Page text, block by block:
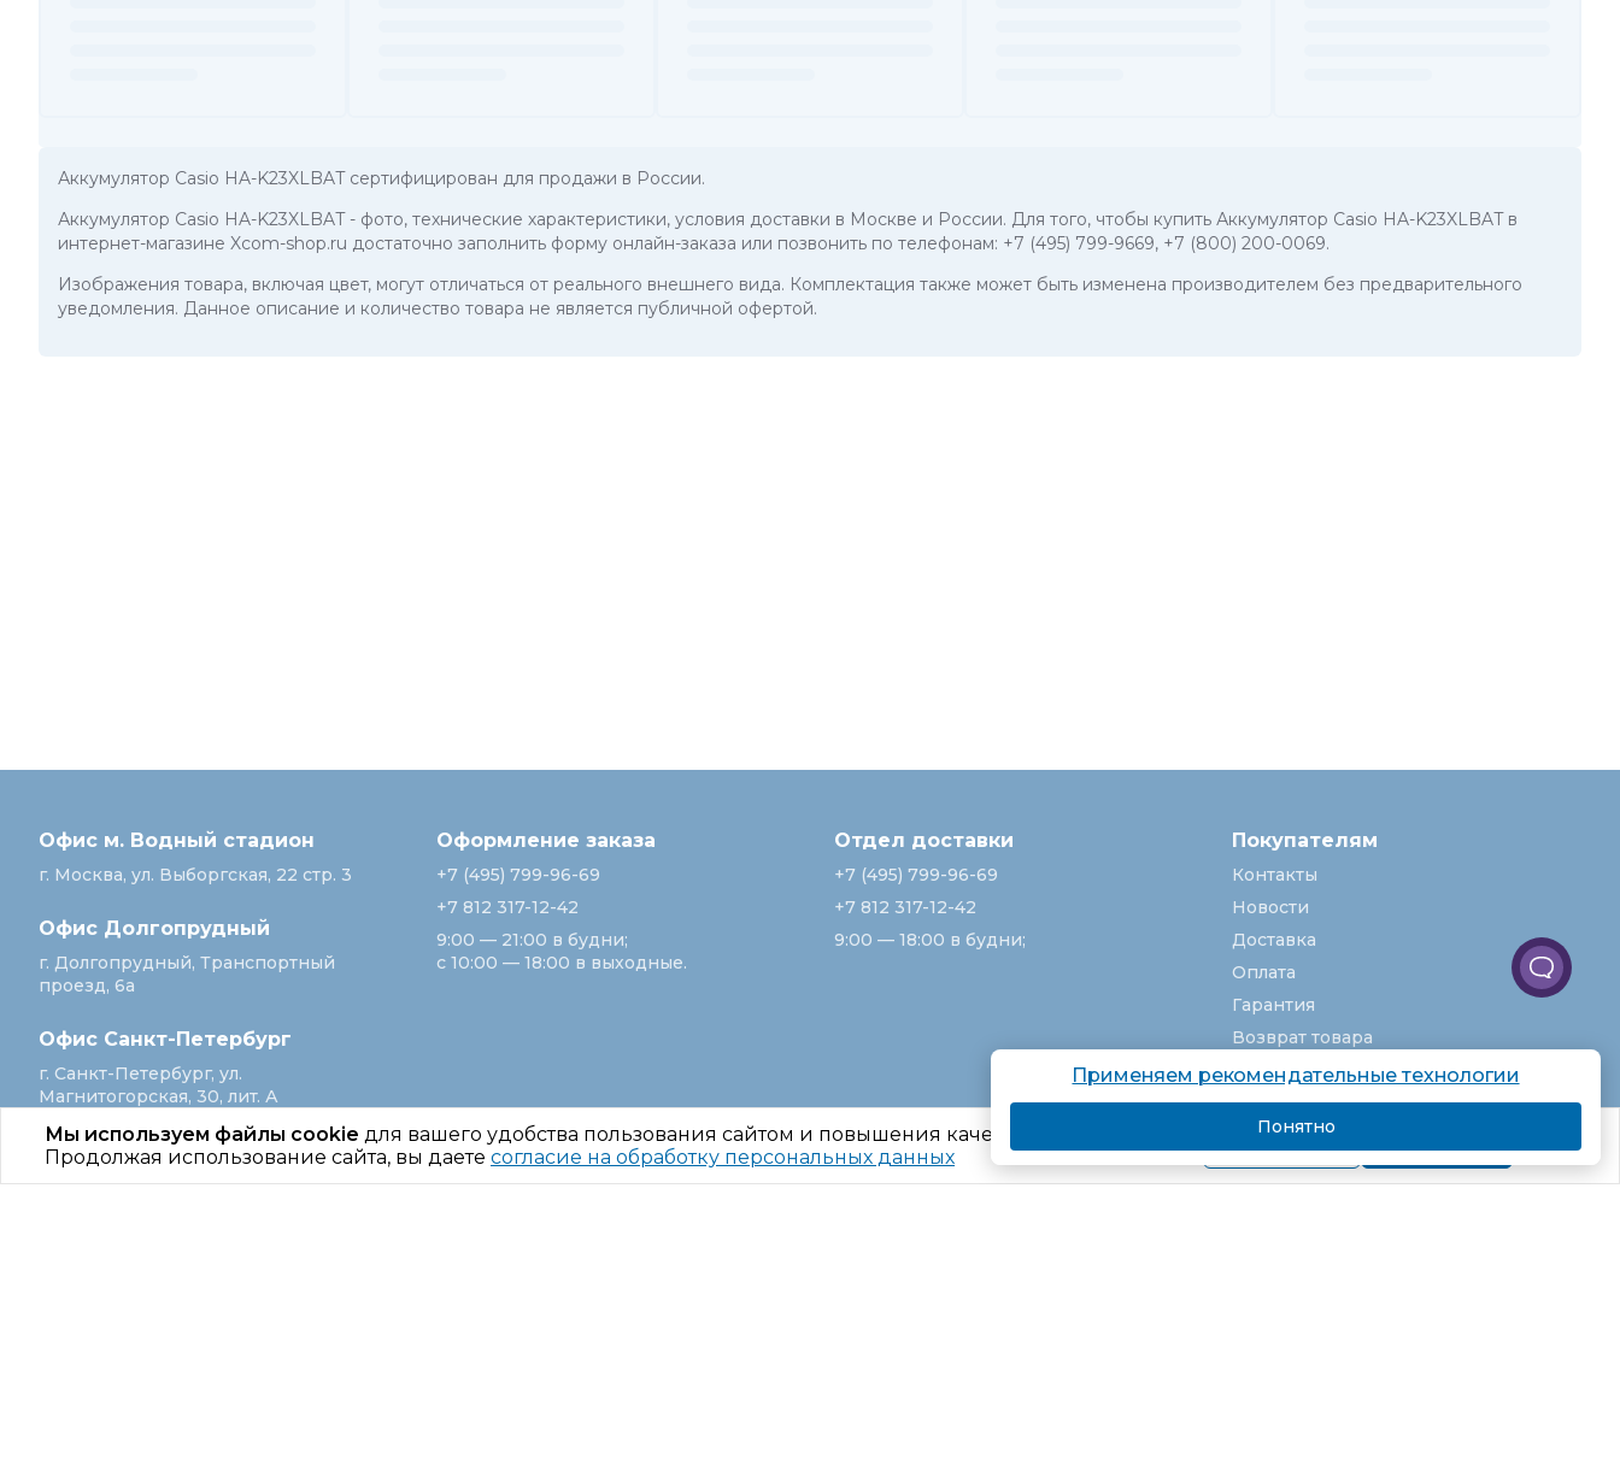
Мы используем файлы cookie для вашего удобства пользования сайтом и повышения качества рекомендаций.
Продолжая использование сайта, вы даете согласие на обработку персональных данных Подробнее Я согласен
Аккумулятор Casio HA-K23XLBAT сертифицирован для продажи в России.
Аккумулятор Casio HA-K23XLBAT - фото, технические характеристики, условия доставки в Москве и России. Для того, чтобы купить Аккумулятор Casio HA-K23XLBAT в
интернет-магазине Xcom-shop.ru достаточно заполнить форму онлайн-заказа или позвонить по телефонам: +7 (495) 799-9669, +7 (800) 200-0069.
Изображения товара, включая цвет, могут отличаться от реального внешнего вида. Комплектация также может быть изменена производителем без предварительного
уведомления. Данное описание и количество товара не является публичной офертой.
Офис м. Водный стадион
г. Москва, ул. Выборгская, 22 стр. 3
Офис Долгопрудный
г. Долгопрудный, Транспортный
проезд, 6а
Офис Санкт‑Петербург
г. Санкт‑Петербург, ул.
Магнитогорская, 30, лит. А
Оформление заказа
+7 (495) 799-96-69
+7 812 317-12-42
9:00 — 21:00 в будни;
с 10:00 — 18:00 в выходные.
Отдел доставки
+7 (495) 799-96-69
+7 812 317-12-42
9:00 — 18:00 в будни;
Покупателям
Контакты
Новости
Доставка
Оплата
Гарантия
Возврат товара
Услуги
О компании
Вакансии
Карта сайта
Применяем рекомендательные технологии
Понятно